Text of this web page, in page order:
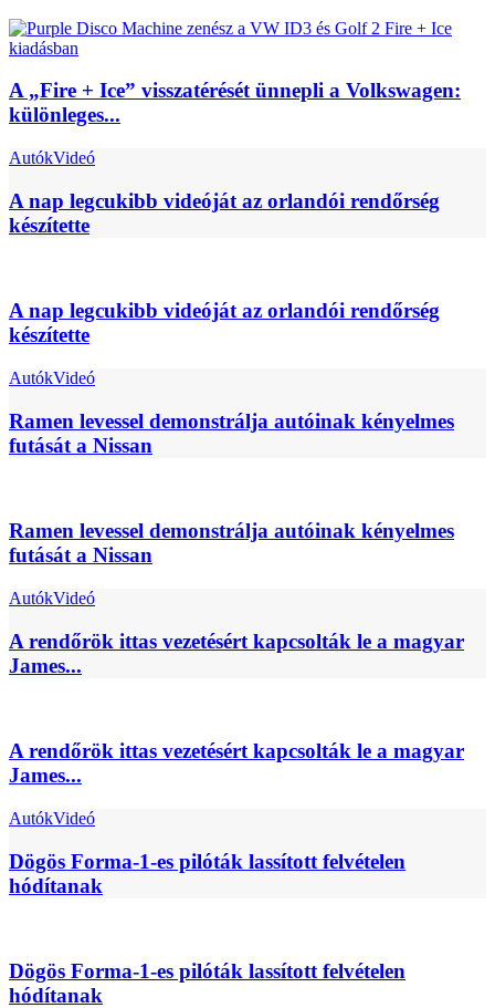
A „Fire + Ice” visszatérését ünnepli a Volkswagen:
különleges...
AutókVideó
A nap legcukibb videóját az orlandói rendőrség
készítette
A nap legcukibb videóját az orlandói rendőrség
készítette
AutókVideó
Ramen levessel demonstrálja autóinak kényelmes
futását a Nissan
Ramen levessel demonstrálja autóinak kényelmes
futását a Nissan
AutókVideó
A rendőrök ittas vezetésért kapcsolták le a magyar
James...
A rendőrök ittas vezetésért kapcsolták le a magyar
James...
AutókVideó
Dögös Forma-1-es pilóták lassított felvételen
hódítanak
Dögös Forma-1-es pilóták lassított felvételen
hódítanak